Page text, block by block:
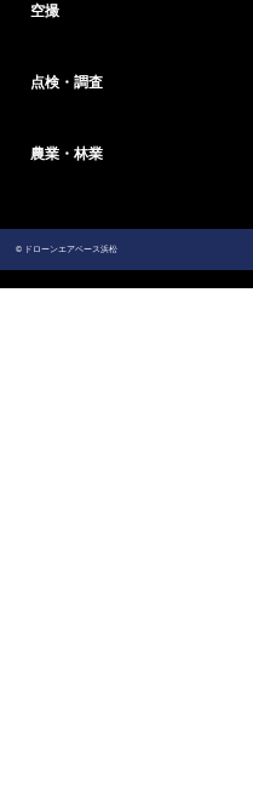
空撮
点検・調査
農業・林業
© ドローンエアベース浜松